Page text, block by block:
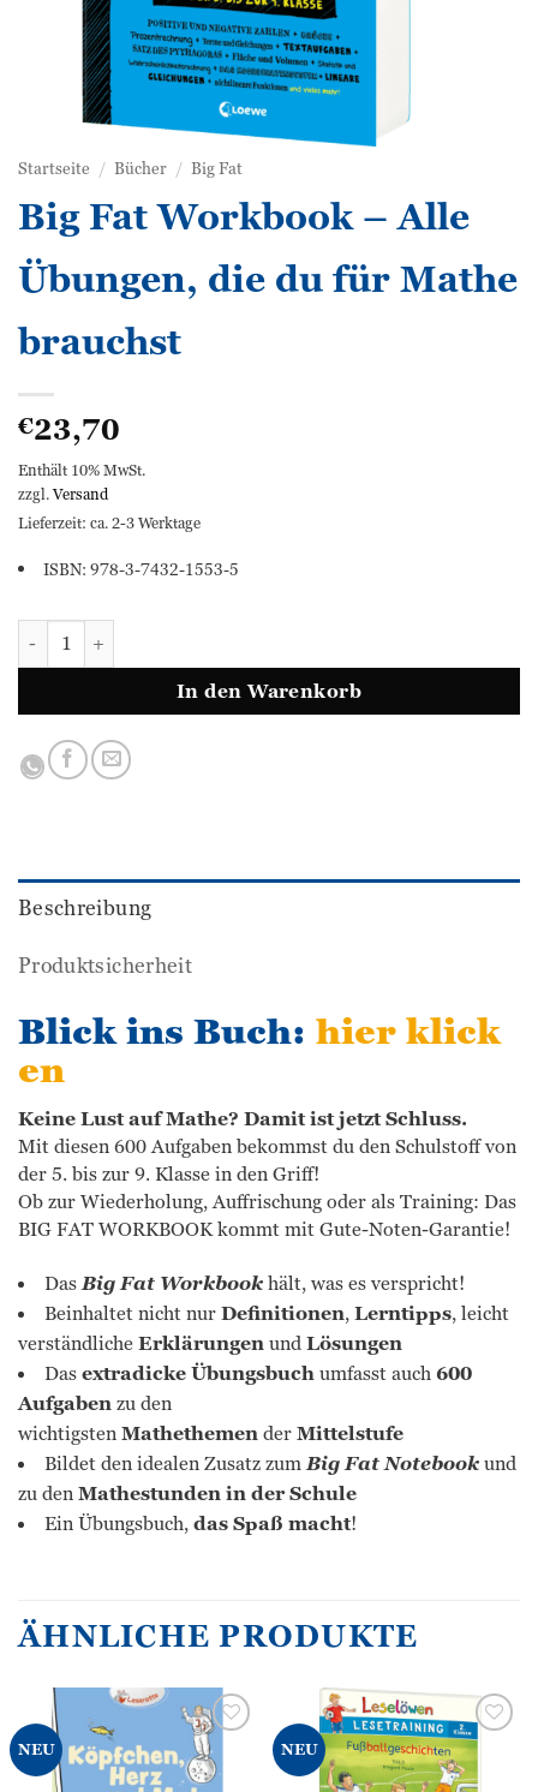
Startseite / Bücher / Big Fat
Big Fat Workbook – Alle
Übungen, die du für Mathe
brauchst
€23,70
Enthält 10% MwSt.
zzgl.Versand
Lieferzeit: ca. 2-3 Werktage
ISBN: 978-3-7432-1553-5
Big Fat Workbook - Alle Übungen, die du für Mathe
In den Warenkorb
Beschreibung
Produktsicherheit
Blick ins Buch: hier klick
en
Keine Lust auf Mathe? Damit ist jetzt Schluss.
Mit diesen 600 Aufgaben bekommst du den Schulstoff von
der 5. bis zur 9. Klasse in den Griff!
Ob zur Wiederholung, Auffrischung oder als Training: Das
BIG FAT WORKBOOK kommt mit Gute-Noten-Garantie!
DasBig Fat Workbookhält, was es verspricht!
Beinhaltet nicht nurDefinitionen,Lerntipps, leicht
verständlicheErklärungenundLösungen
Dasextradicke Übungsbuchumfasst auch600
Aufgabenzu den
wichtigstenMathethemenderMittelstufe
Bildet den idealen Zusatz zumBig FatNotebookund
zu denMathestunden in der Schule
Ein Übungsbuch,das Spaß macht!
ÄHNLICHE PRODUKTE
NEU
Zur
Wunschliste
hinzufügen
NEU
Zur
Wunschliste
hinzufügen